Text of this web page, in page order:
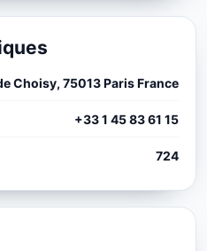
Choisy, 75013 Paris France
+33 1 45 83 61 15
724